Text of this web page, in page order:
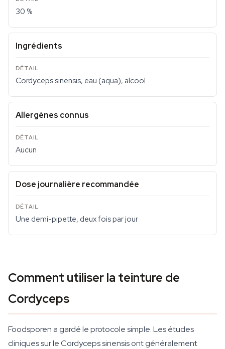
30 %
Ingrédients
Cordyceps sinensis, eau (aqua), alcool
Allergènes connus
Aucun
Dose journalière recommandée
Une demi-pipette, deux fois par jour
Comment utiliser la teinture de
Cordyceps
Foodsporen a gardé le protocole simple. Les études
cliniques sur le Cordyceps sinensis ont généralement